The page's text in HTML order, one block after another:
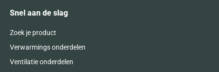
Snel aan de slag
Zoek je product
Verwarmings onderdelen
Ventilatie onderdelen